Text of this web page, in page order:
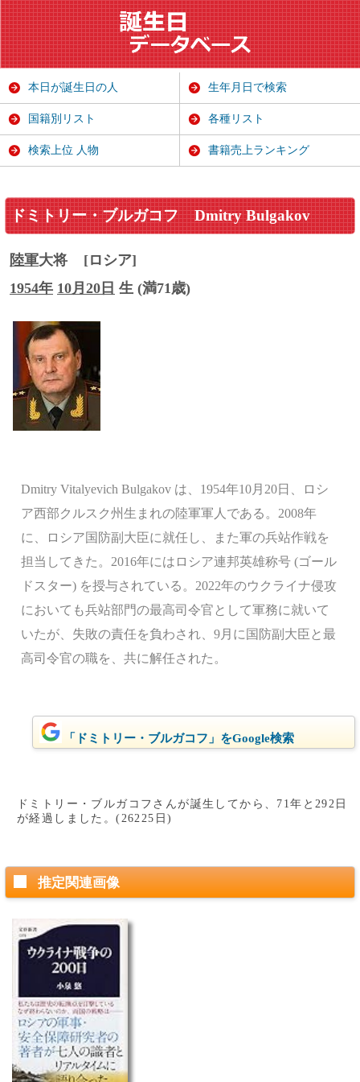
ドミトリー・ブルガコフ Dmitry Bulgakov
陸軍大将
[ロシア]
1954年 10月20日 生 (満71歳)
Dmitry Vitalyevich Bulgakov は、1954年10月20日、ロシ
ア西部クルスク州生まれの陸軍軍人である。2008年
に、ロシア国防副大臣に就任し、また軍の兵站作戦を
担当してきた。2016年にはロシア連邦英雄称号 (ゴール
ドスター) を授与されている。2022年のウクライナ侵攻
においても兵站部門の最高司令官として軍務に就いて
いたが、失敗の責任を負わされ、9月に国防副大臣と最
高司令官の職を、共に解任された。
「ドミトリー・ブルガコフ」をGoogle検索
ドミトリー・ブルガコフさんが誕生してから、71年と292日
が経過しました。(26225日)
推定関連画像
本日が誕生日の人 生年月日で検索
国籍別リスト 各種リスト
検索上位 人物 書籍売上ランキング